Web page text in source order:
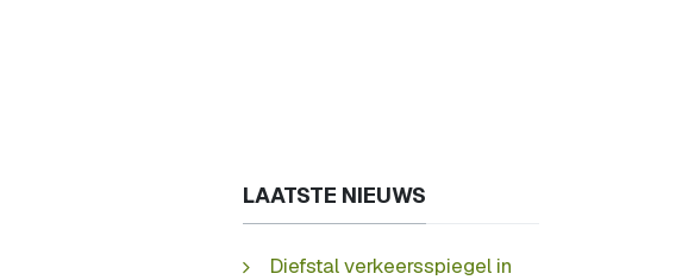
LAATSTE NIEUWS
Diefstal verkeersspiegel in